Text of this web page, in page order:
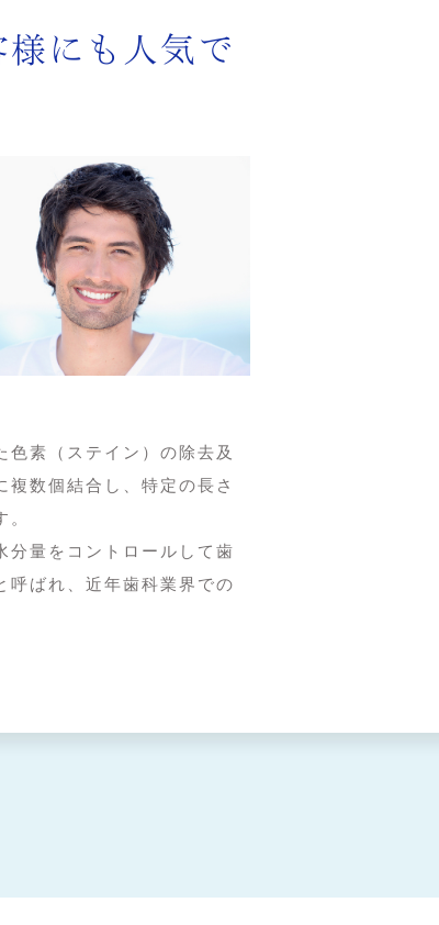
にも人気で
素（ステイン）の除去及
数個結合し、特定の長さ
分量をコントロールして歯
呼ばれ、近年歯科業界での